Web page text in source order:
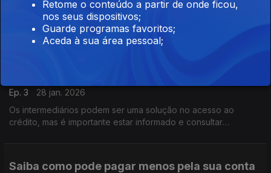
Antes de optar por um depósito a prazo convém analisar bem
todas as condições que está a contratualizar. Pedro Dias do
Banco de Portugal destaca alguns dos critérios a ter em conta.
Ep. 3
28 jan. 2026
Os intermediários podem ser uma solução no acesso ao
crédito, mas é importante estar informado e consultar
Saiba como pode pagar menos pela sua conta
Retome o conteúdo a partir de onde ficou,
nos seus dispositivos;
Guarde programas favoritos;
Aceda à sua área pessoal;